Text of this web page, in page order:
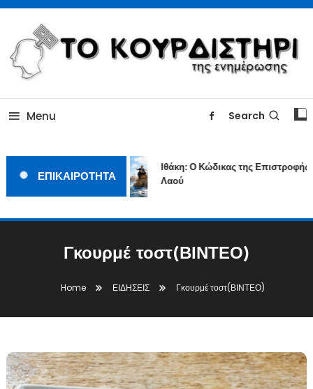
Skip
Content
TOKOURDISTIRI.GR
Menu Search
ΕΠΙΚΑΙΡΟΤΗΤΑ
Ιθάκη: Ο Κώδικας της Επιστροφής
Λαού
Γκουρμέ τοστ(ΒΙΝΤΕΟ)
Home ΕΙΔΗΣΕΙΣ Γκουρμέ τοστ(ΒΙΝΤΕΟ)